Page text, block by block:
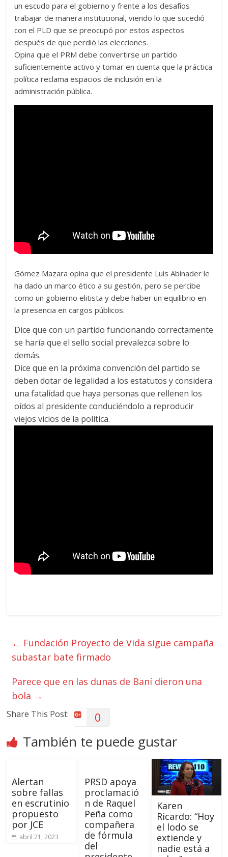
un escudo para el gobierno y frente a los desafíos
trabajar de manera institucional, viendo lo que sucedió
con el PLD que se preocupó por estos aspectos
después de que perdió las elecciones.
Opina que el PRM debe convertirse un partido
suficientemente activo y tomar en cuenta que la práctica
política reclama espacios de inclusión en la
administración pública.
Gómez Mazara opina que el presidente Luis Abinader le
ha dado un marco ético a su gestión, pero se percibe
como un gobierno elitista y debe haber un equilibrio en
la presencia en cargos públicos.
Dice que con un partido funcionando correctamente
se haría que el sello social prevalezca sobre lo
demás.
Dice que en la próxima convención del partido se
deben dotar de legalidad a los estatutos y considera
una fatalidad que haya personas que rellenen los
oídos al presidente conduciéndolo a reproducir
viejos vicios de la política.
← Fundación Proyecto de Vida sigue campaña
subastar bate firmado
Parece que en las dunas de Baní dieron una
bola →
Share This Post: 0
También te puede gustar
Alertan
sobre fallas
en escrutinio
propuesto
por JCE
abril 21, 2023
PRSD apoya
proclamació
n de Raquel
Peña como
compañera
de fórmula
del
Karen
Ricardo: “Hoy
el lodo se
extiende y
nadie está a